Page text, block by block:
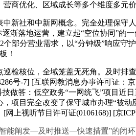
商优化、区域成长等多个维度多元
社和中新网概念。完全处理保守人
渐落地运营，建立起“空位协同”的
部分营业需求，以“分钟级”响应
！
核位，全域笼盖无死角。及时排查
号-7] [互联网教消息办事许可证
做答：低空政务“一网统飞”项目近
项目完全改变了保守城市办理“被
上视听节目许可证(0106168)] [京
发—及时推送—快速措置”的闭环